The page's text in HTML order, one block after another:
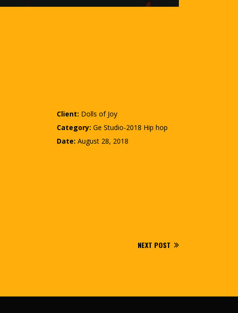
Client: Dolls of Joy
Category: Ge Studio-2018 Hip hop
Date: August 28, 2018
NEXT POST